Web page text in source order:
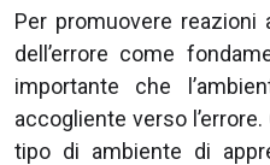
Per promuovere reazioni
dell’errore come
importante che
accogliente verso
tipo di ambiente di